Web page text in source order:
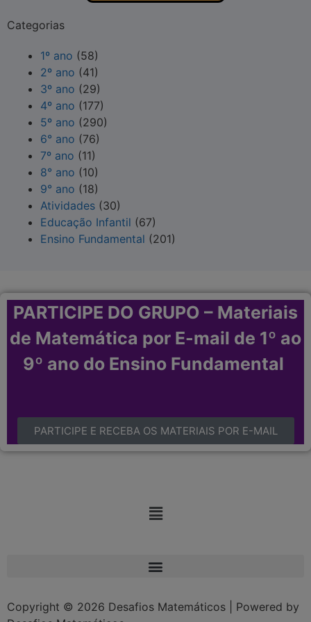
Categorias
1º ano (58)
2º ano (41)
3º ano (29)
4º ano (177)
5º ano (290)
6° ano (76)
7º ano (11)
8° ano (10)
9° ano (18)
Atividades (30)
Educação Infantil (67)
Ensino Fundamental (201)
PARTICIPE DO GRUPO – Materiais
de Matemática por E-mail de 1º ao
9º ano do Ensino Fundamental
PARTICIPE E RECEBA OS MATERIAIS POR E-MAIL
Copyright © 2026 Desafios Matemáticos | Powered by